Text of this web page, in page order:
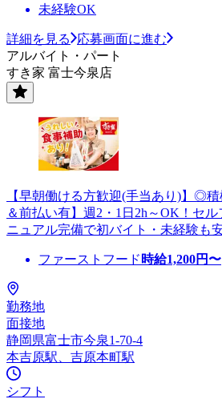
未経験OK
詳細を見る
応募画面に進む
アルバイト・パート
すき家 富士今泉店
【早朝働ける方歓迎(手当あり)】◎
＆前払い有】週2・1日2h～OK！セ
ニュアル完備で初バイト・未経験も
ファーストフード 時給1,200円〜
勤務地
面接地
静岡県富士市今泉1-70-4
本吉原駅、吉原本町駅
シフト